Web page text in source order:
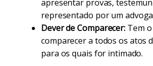
apresentar provas,
representado por um
Dever de Comparecer: Tem
comparecer a todos os atos
para os quais for intimado.